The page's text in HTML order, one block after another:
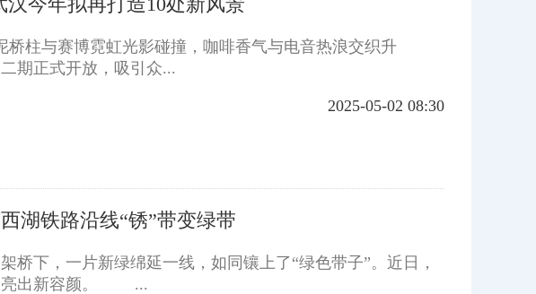
桥柱与赛博霓虹光影碰撞，咖啡香气与电音热浪交织升
期正式开放，吸引众...
2025-05-02 08:30
湖铁路沿线“锈”带变绿带
桥下，一片新绿绵延一线，如同镶上了“绿色带子”。近日，
亮出新容颜。 ...